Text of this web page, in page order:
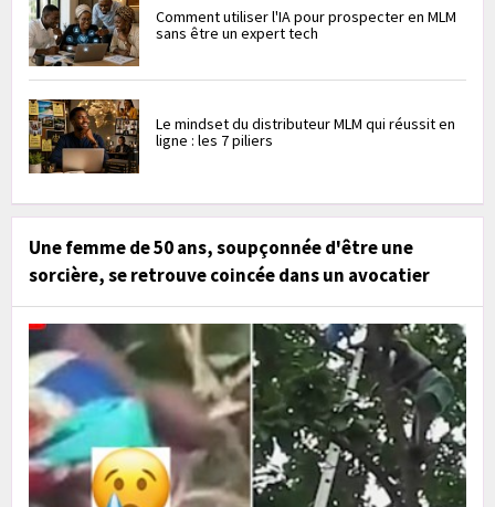
Comment utiliser l'IA pour prospecter en MLM
sans être un expert tech
Le mindset du distributeur MLM qui réussit en
ligne : les 7 piliers
Une femme de 50 ans, soupçonnée d'être une
sorcière, se retrouve coincée dans un avocatier